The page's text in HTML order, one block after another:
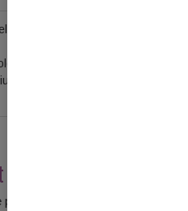
stress
Friuli Venezia Giulia
Required fields are